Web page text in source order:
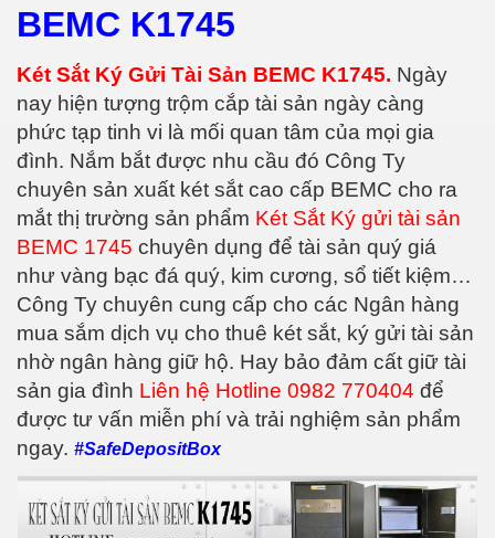
BEMC K1745
Két Sắt Ký Gửi Tài Sản BEMC K1745. Ngày
nay hiện tượng trộm cắp tài sản ngày càng
phức tạp tinh vi là mối quan tâm của mọi gia
đình. Nắm bắt được nhu cầu đó Công Ty
chuyên sản xuất két sắt cao cấp BEMC cho ra
mắt thị trường sản phẩm Két Sắt Ký gửi tài sản
BEMC 1745 chuyên dụng để tài sản quý giá
như vàng bạc đá quý, kim cương, sổ tiết kiệm…
Công Ty chuyên cung cấp cho các Ngân hàng
mua sắm dịch vụ cho thuê két sắt, ký gửi tài sản
nhờ ngân hàng giữ hộ. Hay bảo đảm cất giữ tài
sản gia đình Liên hệ Hotline 0982 770404 để
được tư vấn miễn phí và trải nghiệm sản phẩm
ngay. #SafeDepositBox